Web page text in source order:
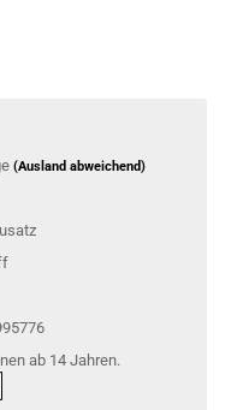
(Ausland abweichend)
ab 14 Jahren.